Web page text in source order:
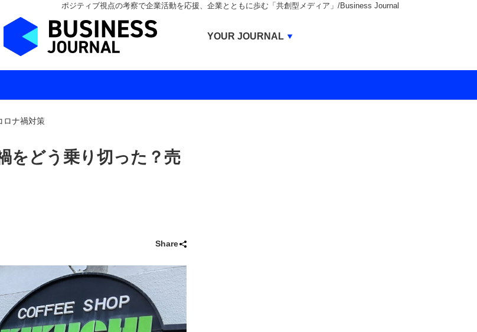
ポジティブ視点の考察で企業活動を応援、企業とともに歩む「共創型メディア」/Business Journal
ロナ禍対策
をどう乗り切った？売
Share
YOUR JOURNAL
BUSINESS JOURNAL